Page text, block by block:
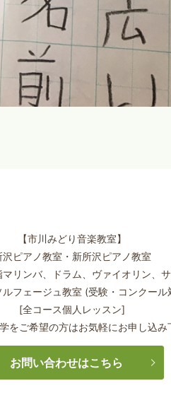
【市川みどり音楽教室】
沢ピアノ教室・新所沢ピアノ教室
リンバ、ドラム、ヴァイオリン、サ
ルフェージュ教室 (受験・コンクール
[全コース個人レッスン]
をご希望の方はお気軽にお申し込み
お問い合わせはこちら